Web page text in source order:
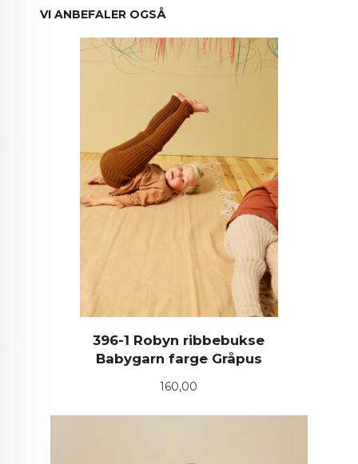
VI ANBEFALER OGSÅ
396-1 Robyn ribbebukse
Babygarn farge Gråpus
Pris
160,00